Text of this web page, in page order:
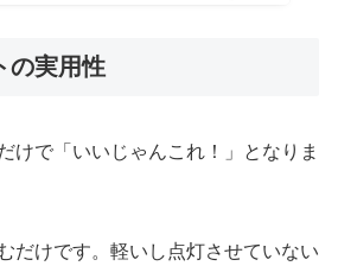
の実用性
けで「いいじゃんこれ！」となりま
だけです。軽いし点灯させていない